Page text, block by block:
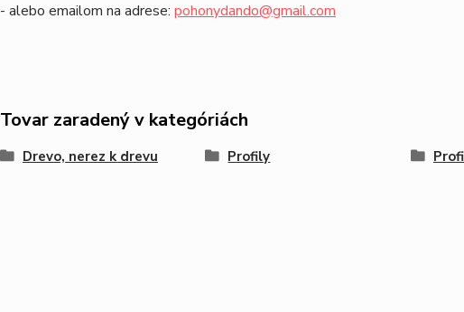
- alebo emailom na adrese: pohonydando@gmail.com
Tovar zaradený v kategóriách
Drevo, nerez k drevu Profily